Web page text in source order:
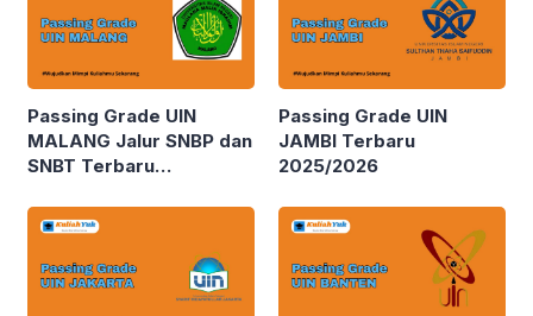
Passing Grade UIN
MALANG Jalur SNBP dan
SNBT Terbaru
Passing Grade UIN
JAMBI Terbaru
2025/2026